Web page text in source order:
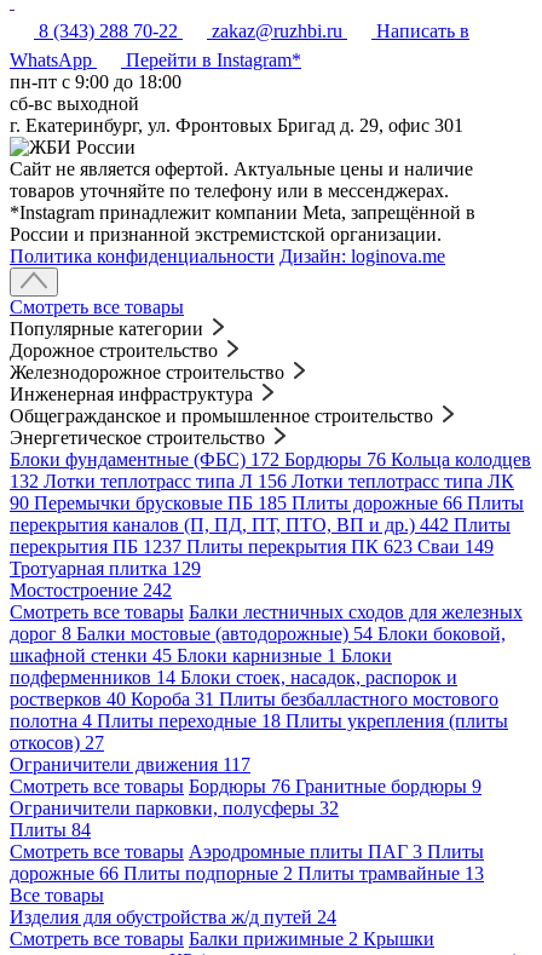
8 (343) 288 70-22 zakaz@ruzhbi.ru
Написать в
WhatsApp
Перейти в Instagram*
пн-пт c 9:00 до 18:00
сб-вс выходной
г. Екатеринбург, ул. Фронтовых Бригад д. 29, офис 301
Сайт не является офертой. Актуальные цены и наличие
товаров уточняйте по телефону или в мессенджерах.
*Instagram принадлежит компании Meta, запрещённой в
России и признанной экстремистской организации.
Политика конфиденциальности Дизайн: loginova.me
Смотреть все товары
Популярные категории
Дорожное строительство
Железнодорожное строительство
Инженерная инфраструктура
Общегражданское и промышленное строительство
Энергетическое строительство
Блоки фундаментные (ФБС) 172 Бордюры 76 Кольца колодцев
132 Лотки теплотрасс типа Л 156 Лотки теплотрасс типа ЛК
90 Перемычки брусковые ПБ 185 Плиты дорожные 66 Плиты
перекрытия каналов (П, ПД, ПТ, ПТО, ВП и др.) 442 Плиты
перекрытия ПБ 1237 Плиты перекрытия ПК 623 Сваи 149
Тротуарная плитка 129
Мостостроение 242
Смотреть все товары Балки лестничных сходов для железных
дорог 8 Балки мостовые (автодорожные) 54 Блоки боковой,
шкафной стенки 45 Блоки карнизные 1 Блоки
подферменников 14 Блоки стоек, насадок, распорок и
ростверков 40 Короба 31 Плиты безбалластного мостового
полотна 4 Плиты переходные 18 Плиты укрепления (плиты
откосов) 27
Ограничители движения 117
Смотреть все товары Бордюры 76 Гранитные бордюры 9
Ограничители парковки, полусферы 32
Плиты 84
Смотреть все товары Аэродромные плиты ПАГ 3 Плиты
дорожные 66 Плиты подпорные 2 Плиты трамвайные 13
Все товары
Изделия для обустройства ж/д путей 24
Смотреть все товары Балки прижимные 2 Крышки